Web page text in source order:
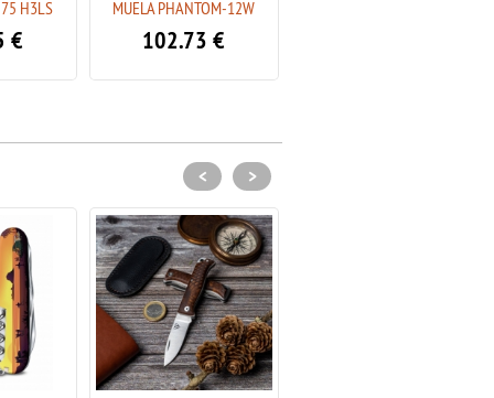
H3LS
€
MUELA PHANTOM-12W
102.73 €
< >